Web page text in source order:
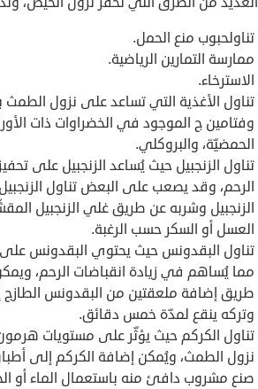
تناولحبوب منع الحمل.
ممارسة التمارين الرياضية.
الاسترخاء.
تناول الأغذية التي تساعد على نزول الطمث
وفتامين ج الموجود في الخضراوات ذات
الحمضيّة، والبروكلي.
تناول الزنجبيل حيث يُساعد الزنجبيل على
الرحم، وقد يصعب على البعض تناول
الزنجبيل وشربه عن طريق غلي الزنجبيل
العسل أو السكر حسب الرغبة.
تناول البقدونس حيث يحتوي البقدونس
مما يُساهم في زيادة انقباضات الرحم،
طريق إضافة ملعقتين من البقدونس
وتركه ينقع لمدّة خمس دقائق.
تناول الكركم حيث يؤثّر على مستويات
نزول الطمث، ويُمكن إضافة الكركم إلى أطباق
صنع مشروب دافئ منه باستعمال الماء أو